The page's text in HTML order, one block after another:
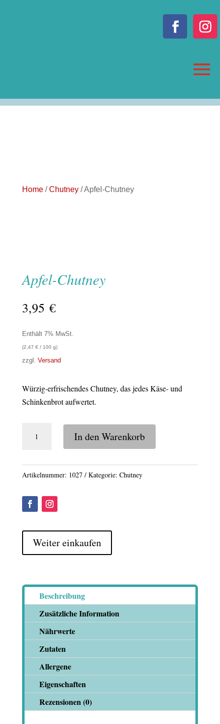
Home/Chutney/ Apfel-Chutney
Apfel-Chutney
3,95 €
Enthält 7% MwSt.
(2,47 €/ 100 g)
zzgl. Versand
Würzig-erfrischendes Chutney, das jedes Käse- und
Schinkenbrot aufwertet.
In den Warenkorb
Artikelnummer: 1027 Kategorie: Chutney
Weiter einkaufen
Beschreibung
Zusätzliche Information
Nährwerte
Zutaten
Allergene
Eigenschaften
Rezensionen (0)